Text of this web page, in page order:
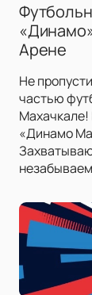
Арене
Не
частью
Махачкале!
«Динамо